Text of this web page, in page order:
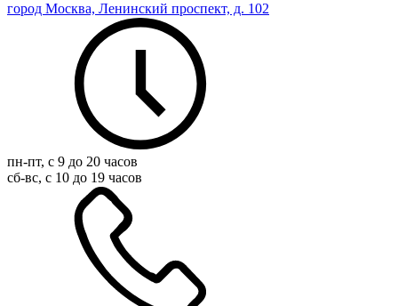
город Москва, Ленинский проспект, д. 102
пн-пт, с 9 до 20 часов
сб-вс, с 10 до 19 часов